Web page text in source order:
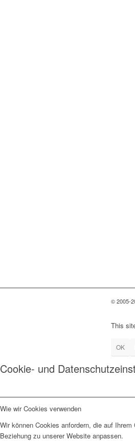
© 2005-
This
OK
Cookie- und
Wie wir Cookies verwenden
Wir können Cookies anfordern, die auf
Beziehung zu unserer Website anpassen.